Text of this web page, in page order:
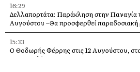
16:29
Δελλαπορτάτα: Παράκληση στην Παναγία
Αυγούστου –Θα προσφερθεί παραδοσιακή
15:33
Ο Θοδωρής Φέρρης στις 12 Αυγούστου,
Αργοστολίου